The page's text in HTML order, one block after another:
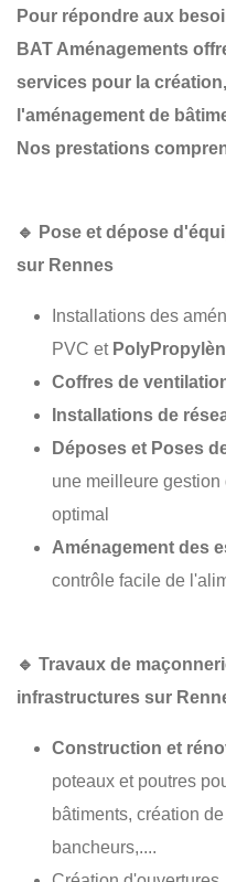
Pour répondre aux
BAT Aménagements
services pour la
l'aménagement de
Nos prestations
🔹 Pose et dépose
sur Rennes
Installations des
PVC et
Coffres de
Installations de
Déposes et Poses
une meilleure gestion
optimal
Aménagement des
contrôle facile de
🔹 Travaux de
infrastructures sur
Construction et
poteaux et poutres
bâtiments, création
bancheurs,....